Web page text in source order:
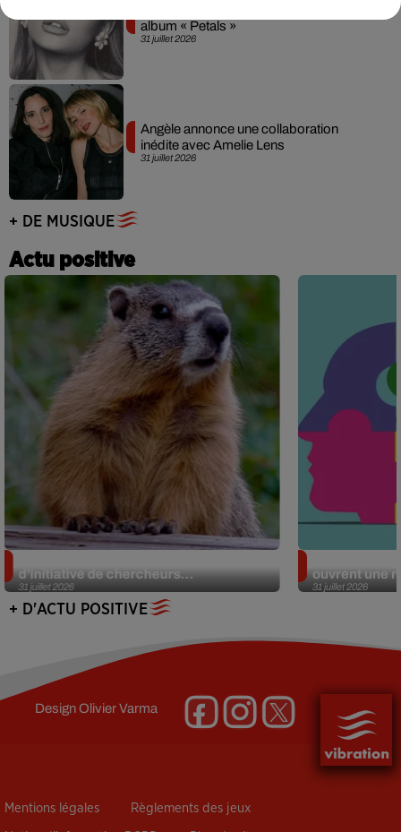
31 juillet 2026
album « Petals »
31 juillet 2026
Angèle annonce une collaboration
inédite avec Amelie Lens
+ DE MUSIQUE
Actu positive
31 juillet 2026
d’initiative de chercheurs...
31 juillet 2026
ouvrent une
+ D'ACTU POSITIVE
DesignOlivier Varma
Mentions légales Règlements des jeux